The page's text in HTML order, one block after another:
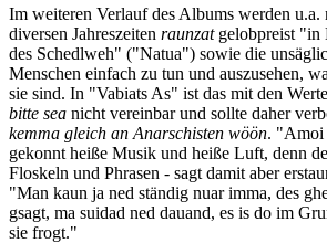
Im weiteren Verlauf des Albums werden u.a.
diversen Jahreszeiten raunzatgelobpreist "in
des Schedlweh" ("Natua") sowie die
Menschen einfach zu tun und auszusehen,
sie sind. In "Vabiats As" ist das mit den
bitte sea nicht vereinbar und sollte daher
kemma gleich an Anarschisten wöön. "Amoi
gekonnt heiße Musik und heiße Luft, denn
Floskeln und Phrasen - sagt damit aber
"Man kaun ja ned ständig nuar imma, des
gsagt, ma suidad ned dauand, es is do im
sie frogt."